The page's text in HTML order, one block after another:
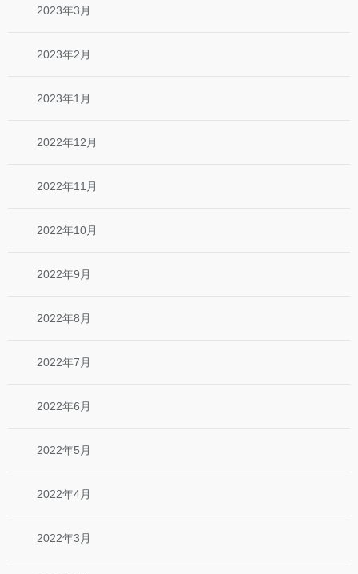
2023年3月
2023年2月
2023年1月
2022年12月
2022年11月
2022年10月
2022年9月
2022年8月
2022年7月
2022年6月
2022年5月
2022年4月
2022年3月